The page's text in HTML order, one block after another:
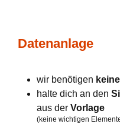
Datenanlage
wir benötigen
halte dich an den
aus der Vorlage
(keine wichtigen